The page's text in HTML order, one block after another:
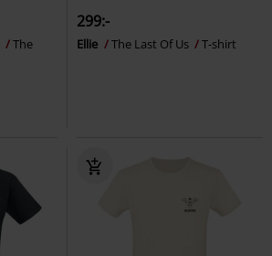
The
299:-
Ellie The Last Of Us T-shirt